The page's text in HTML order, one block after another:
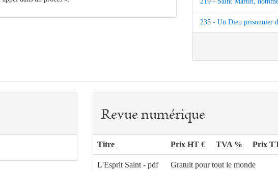
235 - Un Dieu prisonnier
Revue numérique
Titre Prix HT € TVA % Prix
L'Esprit Saint - pdf Gratuit pour tout le monde